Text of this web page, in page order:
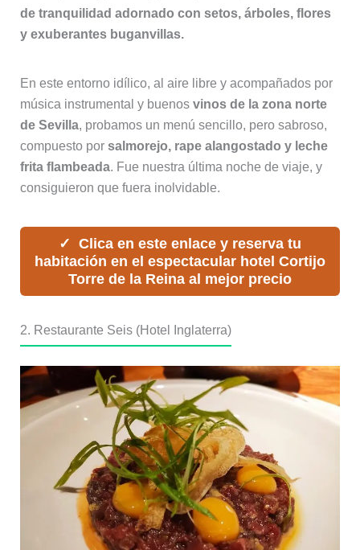
de tranquilidad adornado con setos, árboles, flores
y exuberantes buganvillas.
En este entorno idílico, al aire libre y acompañados por
música instrumental y buenosvinos de la zona norte
de Sevilla, probamos un menú sencillo, pero sabroso,
compuesto porsalmorejo, rape alangostado y leche
frita flambeada. Fue nuestra última noche de viaje, y
consiguieron que fuera inolvidable.
Clica en este enlace y reserva tu
habitación en el espectacular hotel Cortijo
Torre de la Reina al mejor precio
2. Restaurante Seis (Hotel Inglaterra)